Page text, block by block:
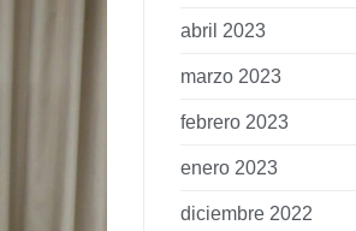
abril 2023
marzo 2023
febrero 2023
enero 2023
diciembre 2022